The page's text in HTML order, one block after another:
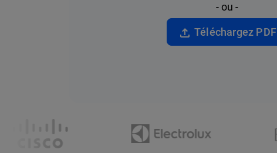
- ou -
Téléchargez PDF